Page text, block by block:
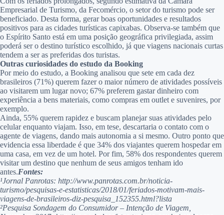
Empresarial de Turismo, da Fecomércio, o setor do turismo pode ser
beneficiado. Desta forma, gerar boas oportunidades e resultados
positivos para as cidades turísticas capixabas. Observa-se também que
o Espírito Santo está em uma posição geográfica privilegiada, assim
poderá ser o destino turístico escolhido, já que viagens nacionais curtas
tendem a ser as preferidas dos turistas.
Outras curiosidades do estudo da Booking
Por meio do estudo, a Booking analisou que sete em cada dez
brasileiros (71%) querem fazer o maior número de atividades possíveis
ao visitarem um lugar novo; 67% preferem gastar dinheiro com
experiência a bens materiais, como compras em outlet e suvenires, por
exemplo.
Ainda, 55% querem rapidez e buscam planejar suas atividades pelo
celular enquanto viajam. Isso, em tese, descartaria o contato com o
agente de viagens, dando mais autonomia a si mesmo. Outro ponto que
evidencia essa liberdade é que 34% dos viajantes querem hospedar em
uma casa, em vez de um hotel. Por fim, 58% dos respondentes querem
visitar um destino que nenhum de seus amigos tenham ido
antes.Fontes:
¹Jornal Panrotas: http://www.panrotas.com.br/noticia-
turismo/pesquisas-e-estatisticas/2018/01/feriados-motivam-mais-
viagens-de-brasileiros-diz-pesquisa_152355.html?lista
²Pesquisa Sondagem do Consumidor – Intenção de Viagem,